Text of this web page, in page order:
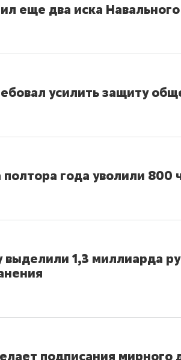
еще два иска
усилить защиту
полтора года уволили 800
выделили 1,3 миллиарда
подписания мирного